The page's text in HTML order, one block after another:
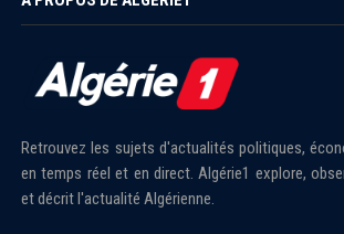
Retrouvez les sujets d'actualités politiques,
en temps réel et en direct. Algérie1 explore,
et décrit l'actualité Algérienne.